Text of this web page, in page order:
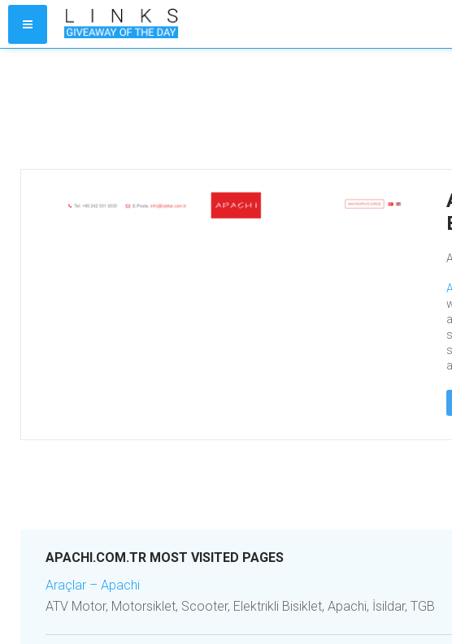
APACHI.COM.TR MOST VISITED PAGES
Araçlar – Apachi
ATV Motor, Motorsiklet, Scooter, Elektrikli Bisiklet, Apachi, İsildar, TGB